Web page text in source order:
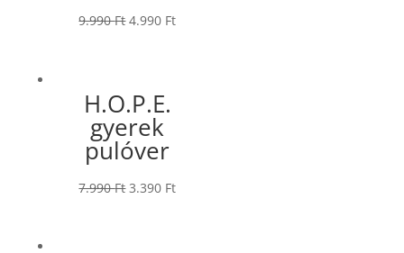
9.990Ft 4.990 Ft
H.O.P.E.
gyerek
pulóver
7.990Ft 3.390 Ft